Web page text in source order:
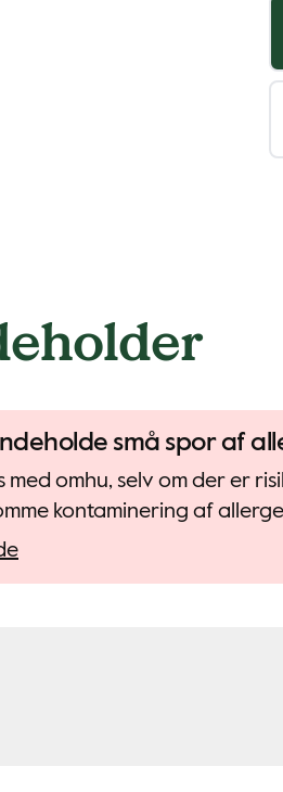
små spor af
omhu, selv om der er
kontaminering af